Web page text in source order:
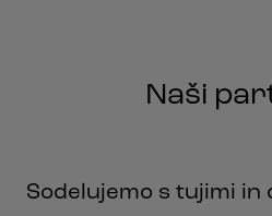
Naši
Sodelujemo s tujimi in